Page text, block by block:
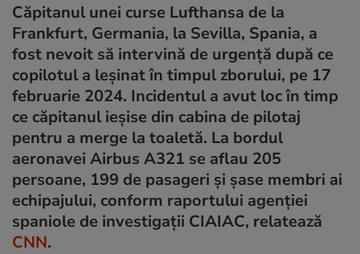
Căpitanul unei curse Lufthansa de la
Frankfurt, Germania, la Sevilla, Spania, a
fost nevoit să intervină de urgență după ce
copilotul a leșinat în timpul zborului, pe 17
februarie 2024. Incidentul a avut loc în timp
ce căpitanul ieșise din cabina de pilotaj
pentru a merge la toaletă. La bordul
aeronavei Airbus A321 se aflau 205
persoane, 199 de pasageri și șase membri ai
echipajului, conform raportului agenției
spaniole de investigații CIAIAC, relatează
CNN.